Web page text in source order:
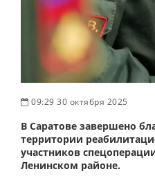
09:29 30 октября 2025
В Саратове завершено
территории
участников
Ленинском районе.